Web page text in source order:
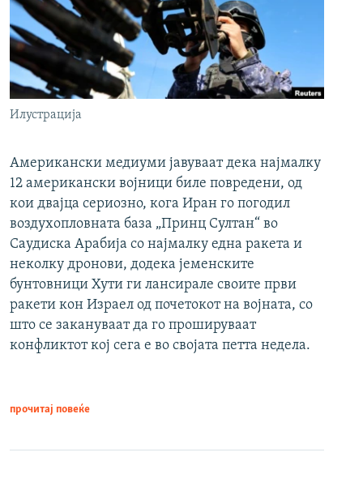
Илустрација
Американски медиуми јавуваат дека најмалку
12 американски војници биле повредени, од
кои двајца сериозно, кога Иран го погодил
воздухопловната база „Принц Султан“ во
Саудиска Арабија со најмалку една ракета и
неколку дронови, додека јеменските
бунтовници Хути ги лансирале своите први
ракети кон Израел од почетокот на војната, со
што се закануваат да го прошируваат
конфликтот кој сега е во својата петта недела.
прочитај повеќе